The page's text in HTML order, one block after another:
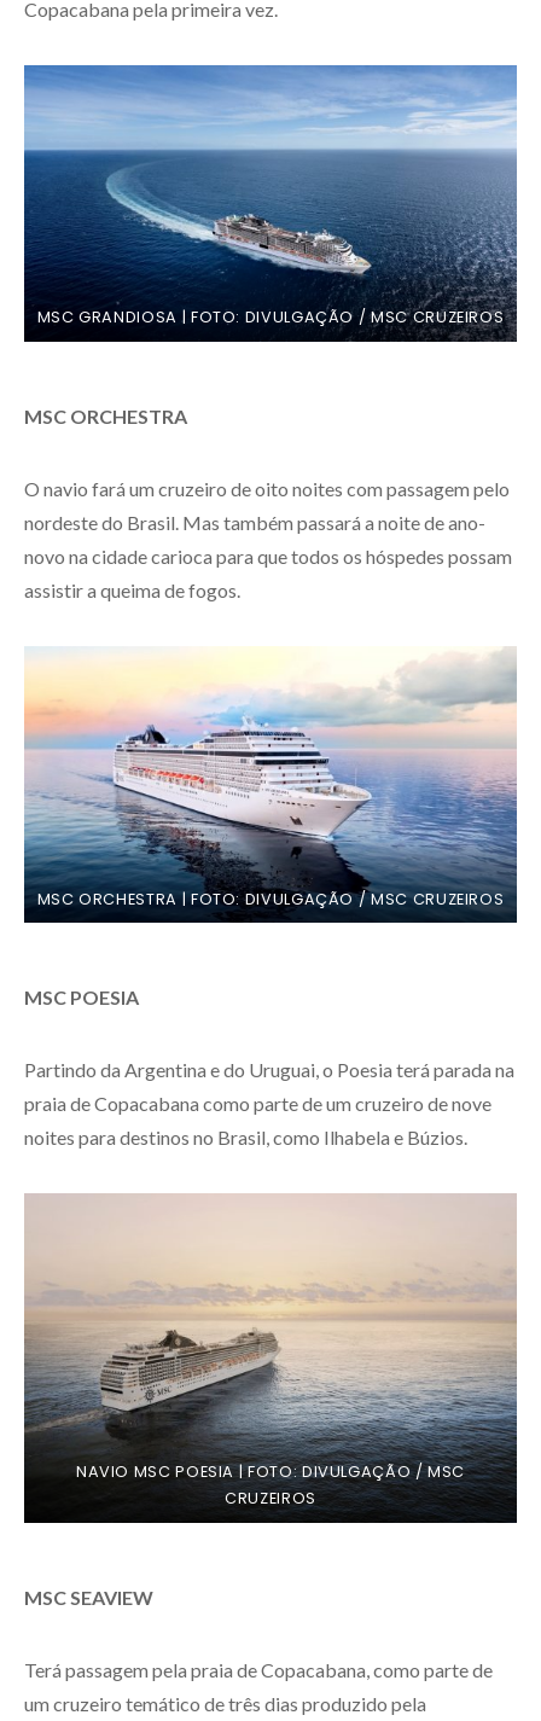
Copacabana pela primeira vez.
MSC GRANDIOSA | FOTO: DIVULGAÇÃO / MSC CRUZEIROS
MSC ORCHESTRA
O navio fará um cruzeiro de oito noites com passagem pelo
nordeste do Brasil. Mas também passará a noite de ano-
novo na cidade carioca para que todos os hóspedes possam
assistir a queima de fogos.
MSC ORCHESTRA | FOTO: DIVULGAÇÃO / MSC CRUZEIROS
MSC POESIA
Partindo da Argentina e do Uruguai, o Poesia terá parada na
praia de Copacabana como parte de um cruzeiro de nove
noites para destinos no Brasil, como Ilhabela e Búzios.
NAVIO MSC POESIA | FOTO: DIVULGAÇÃO / MSC
CRUZEIROS
MSC SEAVIEW
Terá passagem pela praia de Copacabana, como parte de
um cruzeiro temático de três dias produzido pela